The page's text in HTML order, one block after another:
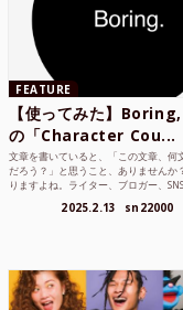
FEATURE
【使ってみた】
の「Character Cou...
文章を書いていると、「この文章、何
だろう？」と思うこと、ありませんか
りますよね。ライター、ブロガー、
2025.2.13 sn22000